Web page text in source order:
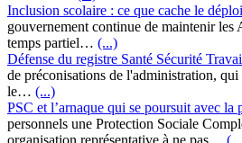
Inclusion scolaire : ce que cache le
gouvernement continue de maintenir les
temps partiel… (...)
Défense du registre Santé Sécurité
de préconisations de l'administration,
le… (...)
PSC et l’arnaque qui se poursuit avec
personnels une Protection Sociale
organisation représentative à ne pas…